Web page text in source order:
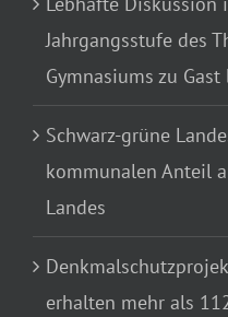
Jahrgangsstufe des
Gymnasiums zu
Schwarz-grüne
kommunalen Anteil
Landes
erhalten mehr als